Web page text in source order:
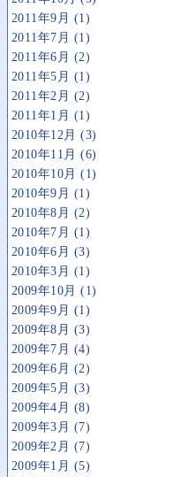
2011年9月 (1)
2011年7月 (1)
2011年6月 (2)
2011年5月 (1)
2011年2月 (2)
2011年1月 (1)
2010年12月 (3)
2010年11月 (6)
2010年10月 (1)
2010年9月 (1)
2010年8月 (2)
2010年7月 (1)
2010年6月 (3)
2010年3月 (1)
2009年10月 (1)
2009年9月 (1)
2009年8月 (3)
2009年7月 (4)
2009年6月 (2)
2009年5月 (3)
2009年4月 (8)
2009年3月 (7)
2009年2月 (7)
2009年1月 (5)